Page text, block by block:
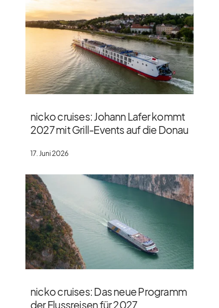
nicko cruises: Johann Lafer kommt
2027 mit Grill-Events auf die Donau
17. Juni 2026
nicko cruises: Das neue Programm
der Flussreisen für 2027